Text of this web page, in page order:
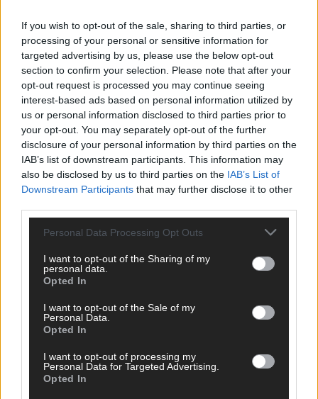
If you wish to opt-out of the sale, sharing to third parties, or
processing of your personal or sensitive information for
targeted advertising by us, please use the below opt-out
section to confirm your selection. Please note that after your
opt-out request is processed you may continue seeing
interest-based ads based on personal information utilized by
us or personal information disclosed to third parties prior to
your opt-out. You may separately opt-out of the further
disclosure of your personal information by third parties on the
IAB’s list of downstream participants. This information may
also be disclosed by us to third parties on the IAB’s List of
Downstream Participants that may further disclose it to other
Personal Data Processing Opt Outs
I want to opt-out of the Sharing of my
personal data.
Opted In
I want to opt-out of the Sale of my
Personal Data.
Opted In
I want to opt-out of processing my
Personal Data for Targeted Advertising.
Opted In
Perspektive. Mit * gekennzeichnete Angaben sind Pflichtfelder.
Bitte nutze deinen Klarnamen (Vor- und Nachname) und eine
gültige E-Mail-Adresse (wird nicht veröffentlicht). Wir prüfen
jeden Kommentar kurz. Beiträge, die unsereNetiquette
respektieren, werden freigeschaltet; Hassrede, Beleidigungen,
Hetze, Spam oder Werbung werden nicht veröffentlicht. Es
gelten unsereDatenschutzvereinbarungen.
Kommentar
E-Mail
Benachrichtige mich über nachfolgende Kommentare via E-
Benachrichtige mich über neue Beiträge via E-Mail.